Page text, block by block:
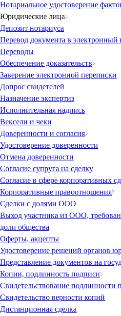
Нотариальное удостоверение
Юридические лица
Депозит нотариуса
Перевод документа в электронный
Переводы
Обеспечение доказательств
Заверение электронной переписки
Допрос свидетелей
Назначение экспертиз
Исполнительная надпись
Вексели и чеки
Доверенности и согласия
Удостоверение доверенности
Отмена доверенности
Согласие супруга на сделку
Согласие в сфере корпоративных
Корпоративные правоотношения
Сделки с долями ООО
Выход участника из ООО,
доли общества
Оферты, акцепты
Удостоверение решений органов
Представление документов на
Копии, подлинность подписи
Свидетельствование подлинности
Свидетельство верности копий
Дистанционная сделка